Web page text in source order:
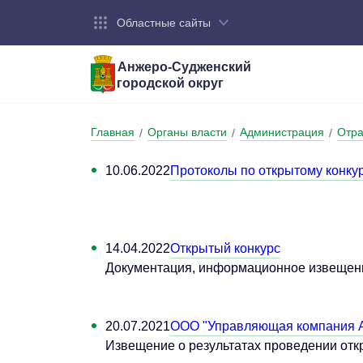
Областные сайты
Анжеро-Судженский
городской округ
Устав
Главная / Органы власти / Администрация /
10.06.2022Протоколы по открытому
14.04.2022Открытый конкурс
Документация, информационное
20.07.2021ООО "Управляющая компания
Извещение о результатах проведении